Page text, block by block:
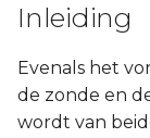
Inleiding
Evenals het
de zonde en
wordt van